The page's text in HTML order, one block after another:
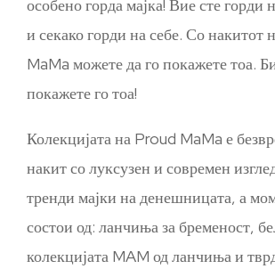
особено горда мајка! Вие сте горди
и секако горди на себе. Со накитот
MaMa можете да го покажете тоа.
покажете го тоа!
Колекцијата на Proud MaMa е
накит со луксузен и современ
тренди мајки на денешницата, а
состои од: ланчиња за бременост,
колекцијата MAM од ланчиња и